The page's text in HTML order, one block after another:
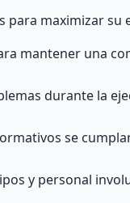
para maximizar su
mantener una
durante la
se
y personal